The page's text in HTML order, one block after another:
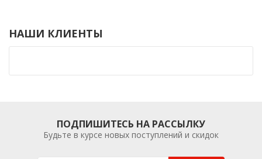
НАШИ КЛИЕНТЫ
ПОДПИШИТЕСЬ НА РАССЫЛКУ
Будьте в курсе новых поступлений и скидок